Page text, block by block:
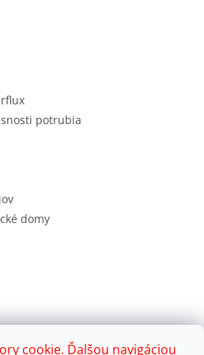
cookie. Ďalšou navigáciou
potrubia
domy